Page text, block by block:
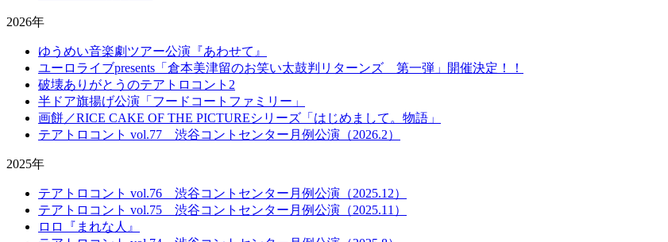
2026年
ゆうめい音楽劇ツアー公演『あわせて』
ユーロライブpresents「倉本美津留のお笑い太鼓判リターンズ 第一弾」開催決定！！
破壊ありがとうのテアトロコント2
半ドア旗揚げ公演「フードコートファミリー」
画餅／RICE CAKE OF THE PICTUREシリーズ「はじめまして。物語」
テアトロコント vol.77 渋谷コントセンター月例公演（2026.2）
2025年
テアトロコント vol.76 渋谷コントセンター月例公演（2025.12）
テアトロコント vol.75 渋谷コントセンター月例公演（2025.11）
ロロ『まれな人』